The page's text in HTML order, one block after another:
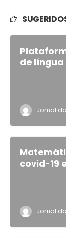
de
Jornal da
covid-19
Jornal da